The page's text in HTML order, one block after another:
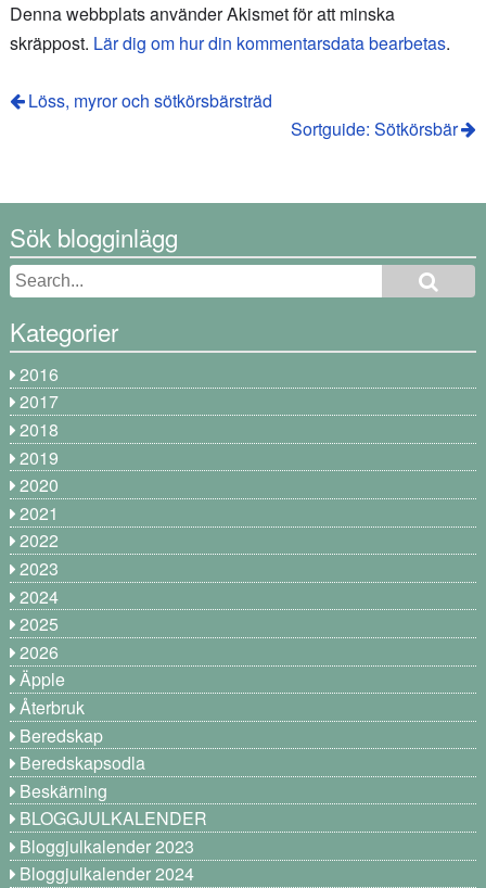
Denna webbplats använder Akismet för att minska
skräppost. Lär dig om hur din kommentarsdata bearbetas.
Löss, myror och sötkörsbärsträd
Sortguide: Sötkörsbär
Sök blogginlägg
Kategorier
2016
2017
2018
2019
2020
2021
2022
2023
2024
2025
2026
Äpple
Återbruk
Beredskap
Beredskapsodla
Beskärning
BLOGGJULKALENDER
Bloggjulkalender 2023
Bloggjulkalender 2024